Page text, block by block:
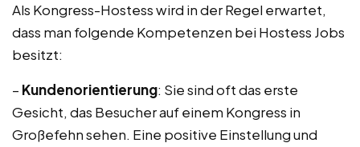
Als Kongress-Hostess wird in der Regel erwartet,
dass man folgende Kompetenzen bei Hostess Jobs
besitzt:
– Kundenorientierung: Sie sind oft das erste
Gesicht, das Besucher auf einem Kongress in
Großefehn sehen. Eine positive Einstellung und